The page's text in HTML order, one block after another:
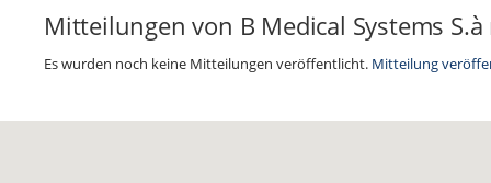
Mitteilungen von B Medical Systems S.à
Es wurden noch keine Mitteilungen veröffentlicht. Mitteilung